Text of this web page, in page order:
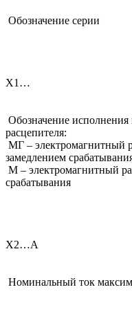
Обозначение серии
Х1…
Обозначение
расцепителя:
МГ – электромагнитный
замедлением
М – электромагнитный
срабатывания
Х2…А
Номинальный ток